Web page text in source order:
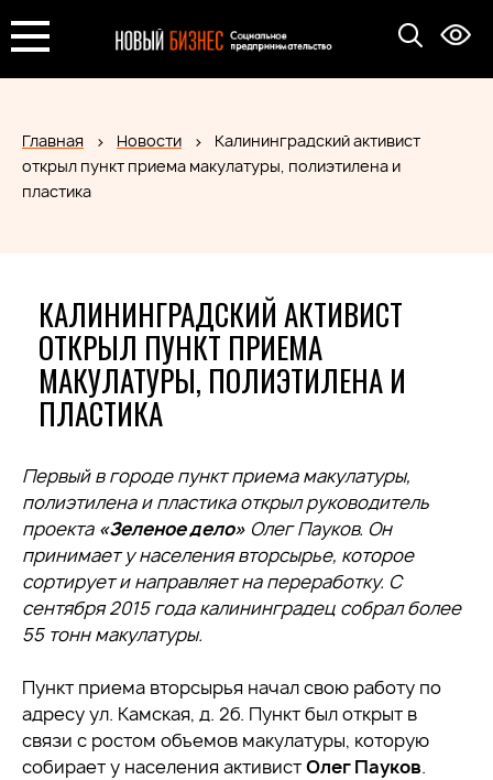
Главная Новости
Калининградский активист
открыл пункт приема макулатуры, полиэтилена и
пластика
КАЛИНИНГРАДСКИЙ АКТИВИСТ
ОТКРЫЛ ПУНКТ ПРИЕМА
МАКУЛАТУРЫ, ПОЛИЭТИЛЕНА И
ПЛАСТИКА
Первый в городе пункт приема макулатуры,
полиэтилена и пластика открыл руководитель
проекта «Зеленое дело» Олег Пауков. Он
принимает у населения вторсырье, которое
сортирует и направляет на переработку. С
сентября 2015 года калининградец собрал более
55 тонн макулатуры.
Пункт приема вторсырья начал свою работу по
адресу ул. Камская, д. 2б. Пункт был открыт в
связи с ростом объемов макулатуры, которую
собирает у населения активистОлег Пауков.